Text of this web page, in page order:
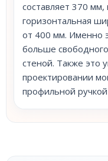
составляет 370 мм,
горизонтальная
от 400 мм. Именно
больше
стеной. Также это
проектировании
профильной ручкой